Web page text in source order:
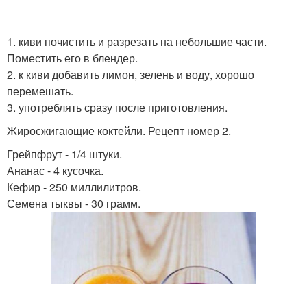
1. киви почистить и разрезать на небольшие части.
Поместить его в блендер.
2. к киви добавить лимон, зелень и воду, хорошо
перемешать.
3. употреблять сразу после приготовления.
Жиросжигающие коктейли. Рецепт номер 2.
Грейпфрут - 1/4 штуки.
Ананас - 4 кусочка.
Кефир - 250 миллилитров.
Семена тыквы - 30 грамм.